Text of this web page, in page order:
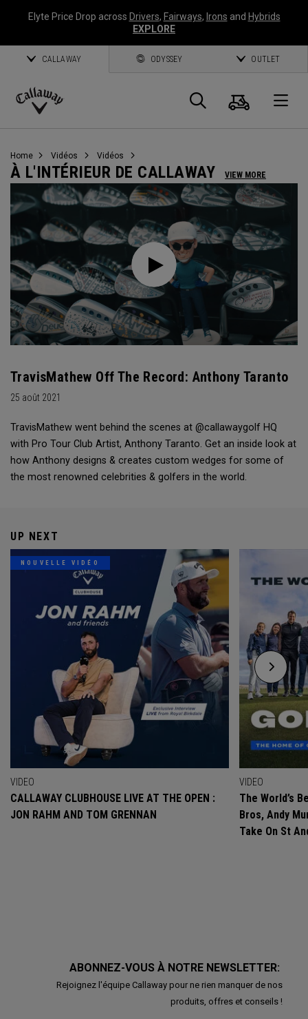
Elyte Price Drop across Drivers, Fairways, Irons and Hybrids
EXPLORE
CALLAWAY ODYSSEY OUTLET
Callaway
Panier
Home Vidéos Vidéos
À L'INTÉRIEUR DE CALLAWAY VIEW MORE
TravisMathew Off The Record: Anthony Taranto
25 août 2021
TravisMathew went behind the scenes at @callawaygolf HQ
with Pro Tour Club Artist, Anthony Taranto. Get an inside look at
how Anthony designs & creates custom wedges for some of
the most renowned celebrities & golfers in the world.
UP NEXT
NOUVELLE VIDÉO
VIDEO
CALLAWAY CLUBHOUSE LIVE AT THE OPEN :
JON RAHM AND TOM GRENNAN
VIDEO
The World’s
Bros, Andy
Take On St
ABONNEZ-VOUS À NOTRE NEWSLETTER:
Rejoignez l'équipe Callaway pour ne rien manquer de nos
produits, offres et conseils !